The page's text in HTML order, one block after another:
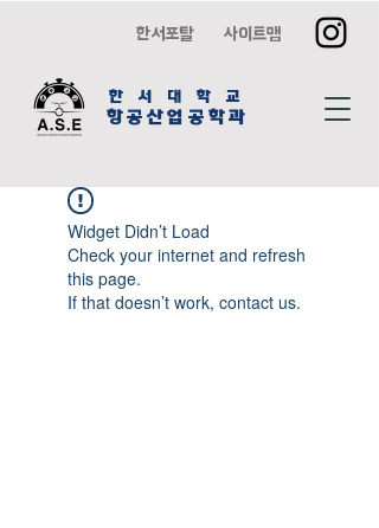
한서포탈 사이트맵
한 서 대 학 교
항공산업공학과
Widget Didn’t Load
Check your internet and refresh
this page.
If that doesn’t work, contact us.